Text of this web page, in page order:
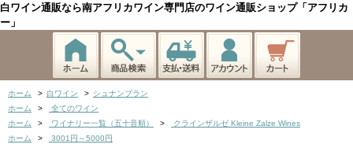
白ワイン通販なら南アフリカワイン専門店のワイン通販ショップ「アフリカ
ー」
ホーム > 白ワイン > シュナンブラン
ホーム
>
全てのワイン
ホーム
> ワイナリー一覧（五十音順） >
クラインザルゼ Kleine Zalze Wines
ホーム
> 3001円～5000円